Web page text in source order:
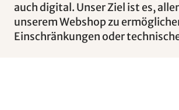
auch digital. Unser Ziel ist es,
unserem Webshop zu
Einschränkungen oder